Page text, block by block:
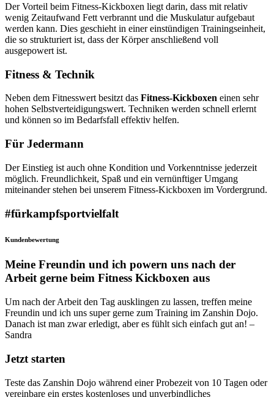
Der Vorteil beim Fitness-Kickboxen liegt darin, dass mit relativ
wenig Zeitaufwand Fett verbrannt und die Muskulatur aufgebaut
werden kann. Dies geschieht in einer einstündigen Trainingseinheit,
die so strukturiert ist, dass der Körper anschließend voll
ausgepowert ist.
Fitness & Technik
Neben dem Fitnesswert besitzt das Fitness-Kickboxen einen sehr
hohen Selbstverteidigungswert. Techniken werden schnell erlernt
und können so im Bedarfsfall effektiv helfen.
Für Jedermann
Der Einstieg ist auch ohne Kondition und Vorkenntnisse jederzeit
möglich. Freundlichkeit, Spaß und ein vernünftiger Umgang
miteinander stehen bei unserem Fitness-Kickboxen im Vordergrund.
#fürkampfsportvielfalt
Kundenbewertung
Meine Freundin und ich powern uns nach der
Arbeit gerne beim Fitness Kickboxen aus
Um nach der Arbeit den Tag ausklingen zu lassen, treffen meine
Freundin und ich uns super gerne zum Training im Zanshin Dojo.
Danach ist man zwar erledigt, aber es fühlt sich einfach gut an! –
Sandra
Jetzt starten
Teste das Zanshin Dojo während einer Probezeit von 10 Tagen oder
vereinbare ein erstes kostenloses und unverbindliches